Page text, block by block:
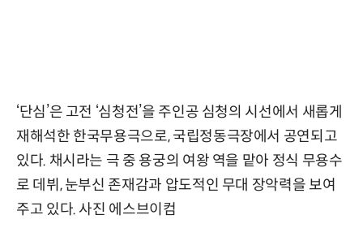
‘단심’은 고전 ‘심청전’을 주인공 심청의 시선에서 새롭게
재해석한 한국무용극으로, 국립정동극장에서 공연되고
있다. 채시라는 극 중 용궁의 여왕 역을 맡아 정식 무용수
로 데뷔, 눈부신 존재감과 압도적인 무대 장악력을 보여
주고 있다. 사진 에스브이컴